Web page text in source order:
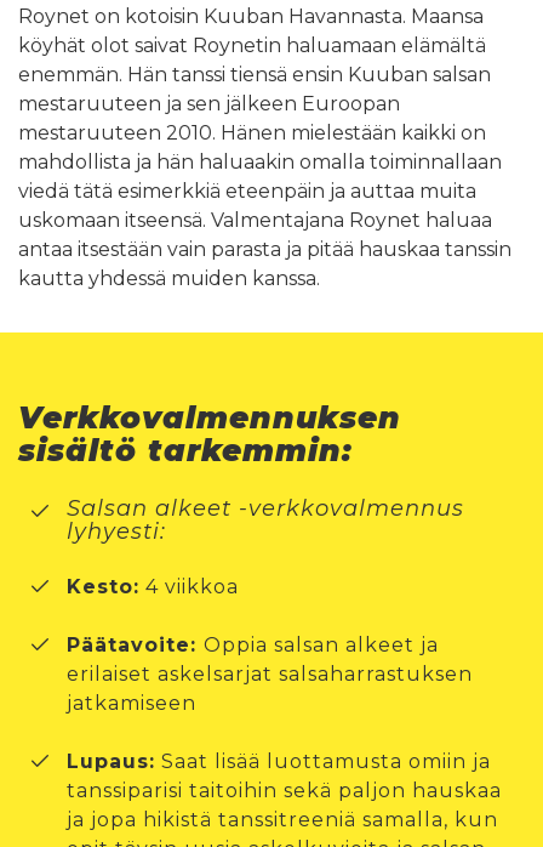
Roynet on kotoisin Kuuban Havannasta. Maansa
köyhät olot saivat Roynetin haluamaan elämältä
enemmän. Hän tanssi tiensä ensin Kuuban salsan
mestaruuteen ja sen jälkeen Euroopan
mestaruuteen 2010. Hänen mielestään kaikki on
mahdollista ja hän haluaakin omalla toiminnallaan
viedä tätä esimerkkiä eteenpäin ja auttaa muita
uskomaan itseensä. Valmentajana Roynet haluaa
antaa itsestään vain parasta ja pitää hauskaa tanssin
kautta yhdessä muiden kanssa.
Verkkovalmennuksen
sisältö tarkemmin:
Salsan alkeet -verkkovalmennus
lyhyesti:
Kesto: 4 viikkoa
Päätavoite: Oppia salsan alkeet ja
erilaiset askelsarjat salsaharrastuksen
jatkamiseen
Lupaus: Saat lisää luottamusta omiin ja
tanssiparisi taitoihin sekä paljon hauskaa
ja jopa hikistä tanssitreeniä samalla, kun